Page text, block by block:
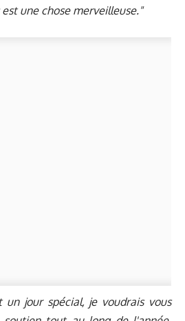
une chose merveilleuse."
un jour spécial, je voudrais vous